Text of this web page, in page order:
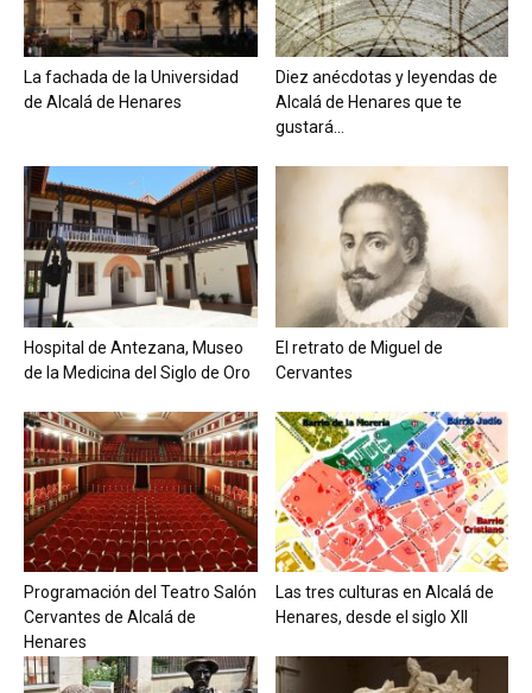
La fachada de la Universidad
de Alcalá de Henares
Diez anécdotas y leyendas de
Alcalá de Henares que te
gustará...
Hospital de Antezana, Museo
de la Medicina del Siglo de Oro
El retrato de Miguel de
Cervantes
Programación del Teatro Salón
Cervantes de Alcalá de
Henares
Las tres culturas en Alcalá de
Henares, desde el siglo XII